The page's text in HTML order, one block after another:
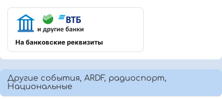
На банковские реквизиты
Другие события, ARDF, радиоспорт,
Национальные